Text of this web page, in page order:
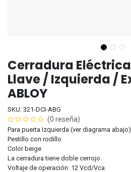
Cerradura
Llave / Izquierda /
ABLOY
SKU: 321-DCI-ABG
(0 reseña)
Para puerta Izquierda (ver diagrama abajo).
Pestillo con rodillo
Color beige
La cerradura tiene doble cerrojo.
Voltaje de operación: 12 Vcd/Vca.